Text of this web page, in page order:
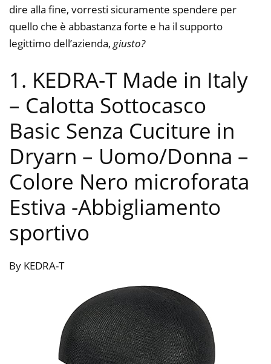
dire alla fine, vorresti sicuramente spendere per
quello che è abbastanza forte e ha il supporto
legittimo dell’azienda, giusto?
1. KEDRA-T Made in Italy
– Calotta Sottocasco
Basic Senza Cuciture in
Dryarn – Uomo/Donna –
Colore Nero microforata
Estiva -Abbigliamento
sportivo
By KEDRA-T